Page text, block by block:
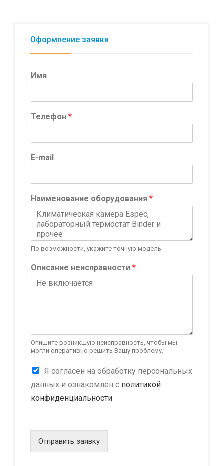
Оформление заявки
Имя
Телефон *
E-mail
Наименование оборудования *
По возможности, укажите точную модель
Описание неисправности *
Опишите возникшую неисправность, чтобы мы
могли оперативно решить Вашу проблему.
е
и
с
о
К
н
ф
е
Я согласен на обработку персональных
данных и ознакомлен с политикой
конфиденциальности
Отправить заявку